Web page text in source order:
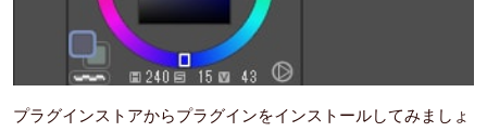
プラグインストアからプラグインをインストールしてみましょ